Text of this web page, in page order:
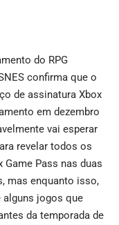
do RPG
confirma que o
de assinatura Xbox
em dezembro
vai esperar
revelar todos os
Pass nas duas
mas enquanto isso,
alguns jogos que
da temporada de